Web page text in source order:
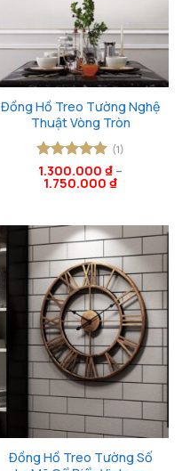
Đồng Hồ Treo Tường Nghệ
Thuật Vòng Tròn
Được xếp
hạng55
(1)
1.300.000 ₫ –
1.750.000 ₫
Đồng Hồ Treo Tường Số